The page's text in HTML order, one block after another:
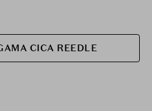
CICA REEDLE